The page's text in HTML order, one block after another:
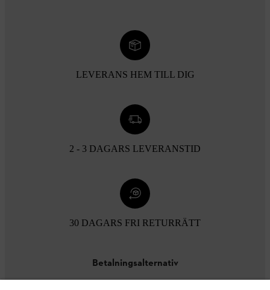
LEVERANS HEM TILL DIG
2 - 3 DAGARS LEVERANSTID
30 DAGARS FRI RETURRÄTT
Betalningsalternativ